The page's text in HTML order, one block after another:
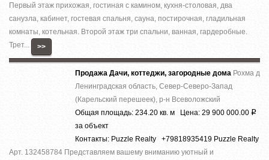
Первый этаж прихожая, гостиная с камином, кухня-столовая, два
санузла, кабинет, гостевая спальня, сауна, постирочная, гладильная
комнаты, котельная. Второй этаж три спальни, ванная, гардеробные.
Трет...
>>
Продажа Дачи, коттеджи, загородные дома Рохма д
Ленинградская область, Север-Северо-Запад
(Карельский перешеек), р-н Всеволожский
Общая площадь: 234.20 кв. м Цена: 29 900 000.00 Р
за объект
Контакты: Puzzle Realty +79818935419 Puzzle Realty
Арт. 132458784 Представляем вашему вниманию уютный и